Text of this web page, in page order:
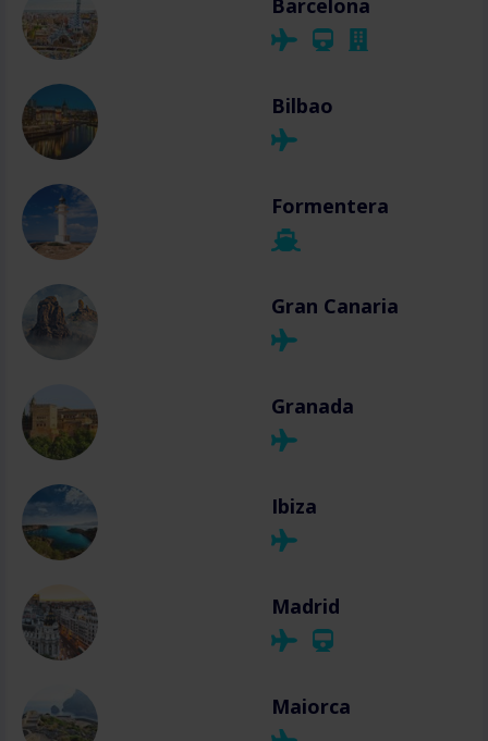
Barcelona
Bilbao
Formentera
Gran Canaria
Granada
Ibiza
Madrid
Maiorca